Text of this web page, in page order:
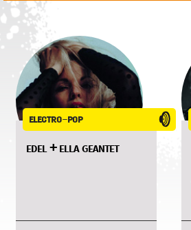
electro-pop
edel + ella geantet